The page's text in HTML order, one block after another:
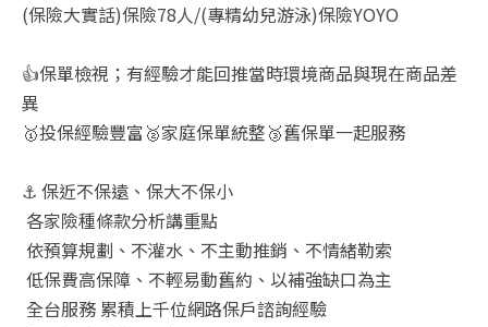
(保險大實話)保險78人/(專精幼兒游泳)保險YOYO
👍保單檢視；有經驗才能回推當時環境商品與現在商品差
異
🥇投保經驗豐富🥈家庭保單統整🥉舊保單一起服務
⚓ 保近不保遠、保大不保小
各家險種條款分析講重點
依預算規劃、不灌水、不主動推銷、不情緒勒索
低保費高保障、不輕易動舊約、以補強缺口為主
全台服務 累積上千位網路保戶諮詢經驗